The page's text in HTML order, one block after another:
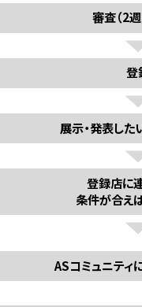
審査（2
登
展示・発表し
登録店に
条件が合え
ASコミュニティ